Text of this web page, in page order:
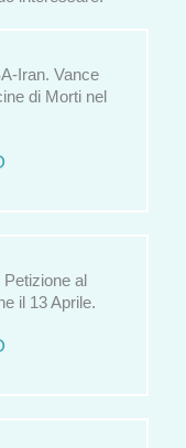
Iran. Vance
di Morti nel
al
il 13 Aprile.